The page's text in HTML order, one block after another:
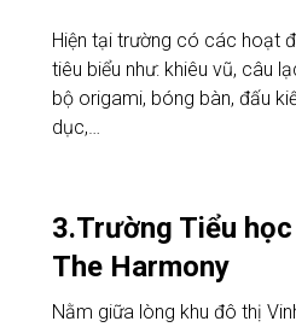
Hiện tại trường có các hoạt
tiêu biểu như: khiêu vũ, câu
bộ origami, bóng bàn, đấu
dục,…
3.Trường Tiểu
The Harmony
Nằm giữa lòng khu đô thị